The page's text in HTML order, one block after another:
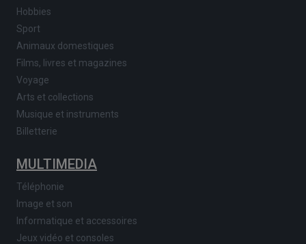
Hobbies
Sport
Animaux domestiques
Films, livres et magazines
Voyage
Arts et collections
Musique et instruments
Billetterie
MULTIMEDIA
Téléphonie
Image et son
Informatique et accessoires
Jeux vidéo et consoles